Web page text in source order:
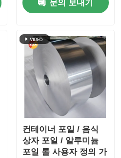
문의 보내기
컨테이너 포일 / 음식
상자 포일 / 알루미늄
포일 롤 사용자 정의 가